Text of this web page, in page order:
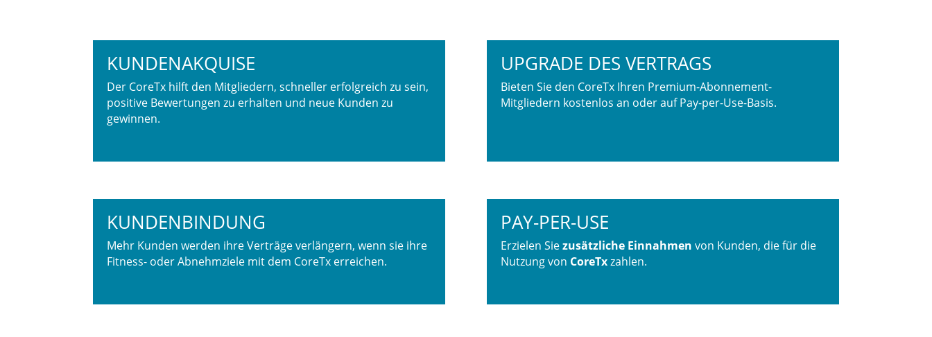
KUNDENAKQUISE
Der CoreTx hilft den Mitgliedern, schneller erfolgreich zu sein,
positive Bewertungen zu erhalten und neue Kunden zu
gewinnen.
UPGRADE DES VERTRAGS
Bieten Sie den CoreTx Ihren Premium-Abonnement-
Mitgliedern kostenlos an oder auf Pay-per-Use-Basis.
KUNDENBINDUNG
Mehr Kunden werden ihre Verträge verlängern, wenn sie ihre
Fitness- oder Abnehmziele mit dem CoreTx erreichen.
PAY-PER-USE
Erzielen Sie zusätzliche Einnahmen von Kunden, die für die
Nutzung von CoreTxzahlen.